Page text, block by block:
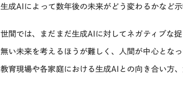
生成AI によって数年後の未来がどう変わるかなど
世間では、まだまだ生成AI に対してネガティブな
無い未来を考えるほうが難しく、人間が中心とな
教育現場や各家庭における生成AI との向き合い方